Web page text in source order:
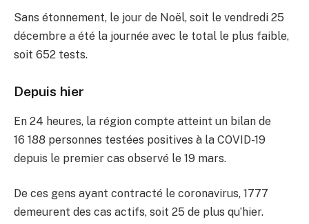
Sans étonnement, le jour de Noël, soit le vendredi 25
décembre a été la journée avec le total le plus faible,
soit 652 tests.
Depuis hier
En 24 heures, la région compte atteint un bilan de
16 188 personnes testées positives à la COVID-19
depuis le premier cas observé le 19 mars.
De ces gens ayant contracté le coronavirus, 1777
demeurent des cas actifs, soit 25 de plus qu’hier.